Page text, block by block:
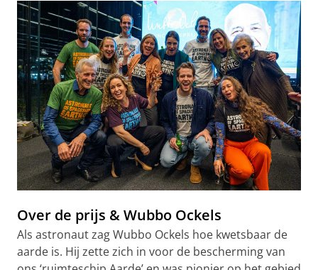
Over de prijs & Wubbo Ockels
Als astronaut zag Wubbo Ockels hoe kwetsbaar de
aarde is. Hij zette zich in voor de bescherming van